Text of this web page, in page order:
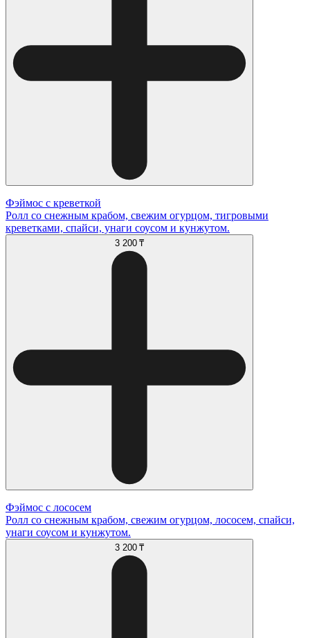
Фэймос с креветкой
Ролл со снежным крабом, свежим огурцом, тигровыми
креветками, спайси, унаги соусом и кунжутом.
3 200 ₸
Фэймос с лососем
Ролл со снежным крабом, свежим огурцом, лососем, спайси,
унаги соусом и кунжутом.
3 200 ₸